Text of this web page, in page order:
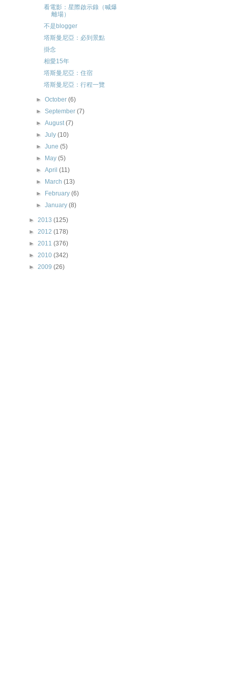
看電影：星際啟示錄（喊爆
離場）
不是blogger
塔斯曼尼亞：必到景點
掛念
相愛15年
塔斯曼尼亞：住宿
塔斯曼尼亞：行程一覽
►October(6)
►September(7)
►August(7)
►July(10)
►June(5)
►
May(5)
►April(11)
►
March(13)
►
February(6)
►January(8)
► 2013 (125)
► 2012 (178)
► 2011 (376)
► 2010 (342)
► 2009 (26)